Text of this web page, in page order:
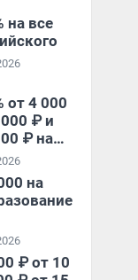
на все
от 4 000
₽ и
₽ на
по
на
в
₽ от 10